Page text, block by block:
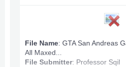
File Name: GTA San Andreas
All Maxed...
File Submitter: Professor Sqil